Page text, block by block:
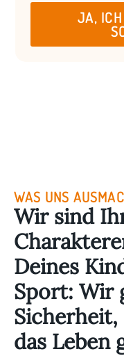
JA,
WAS UNS
Wir sind
Deines
Sport: Wir
das Leben